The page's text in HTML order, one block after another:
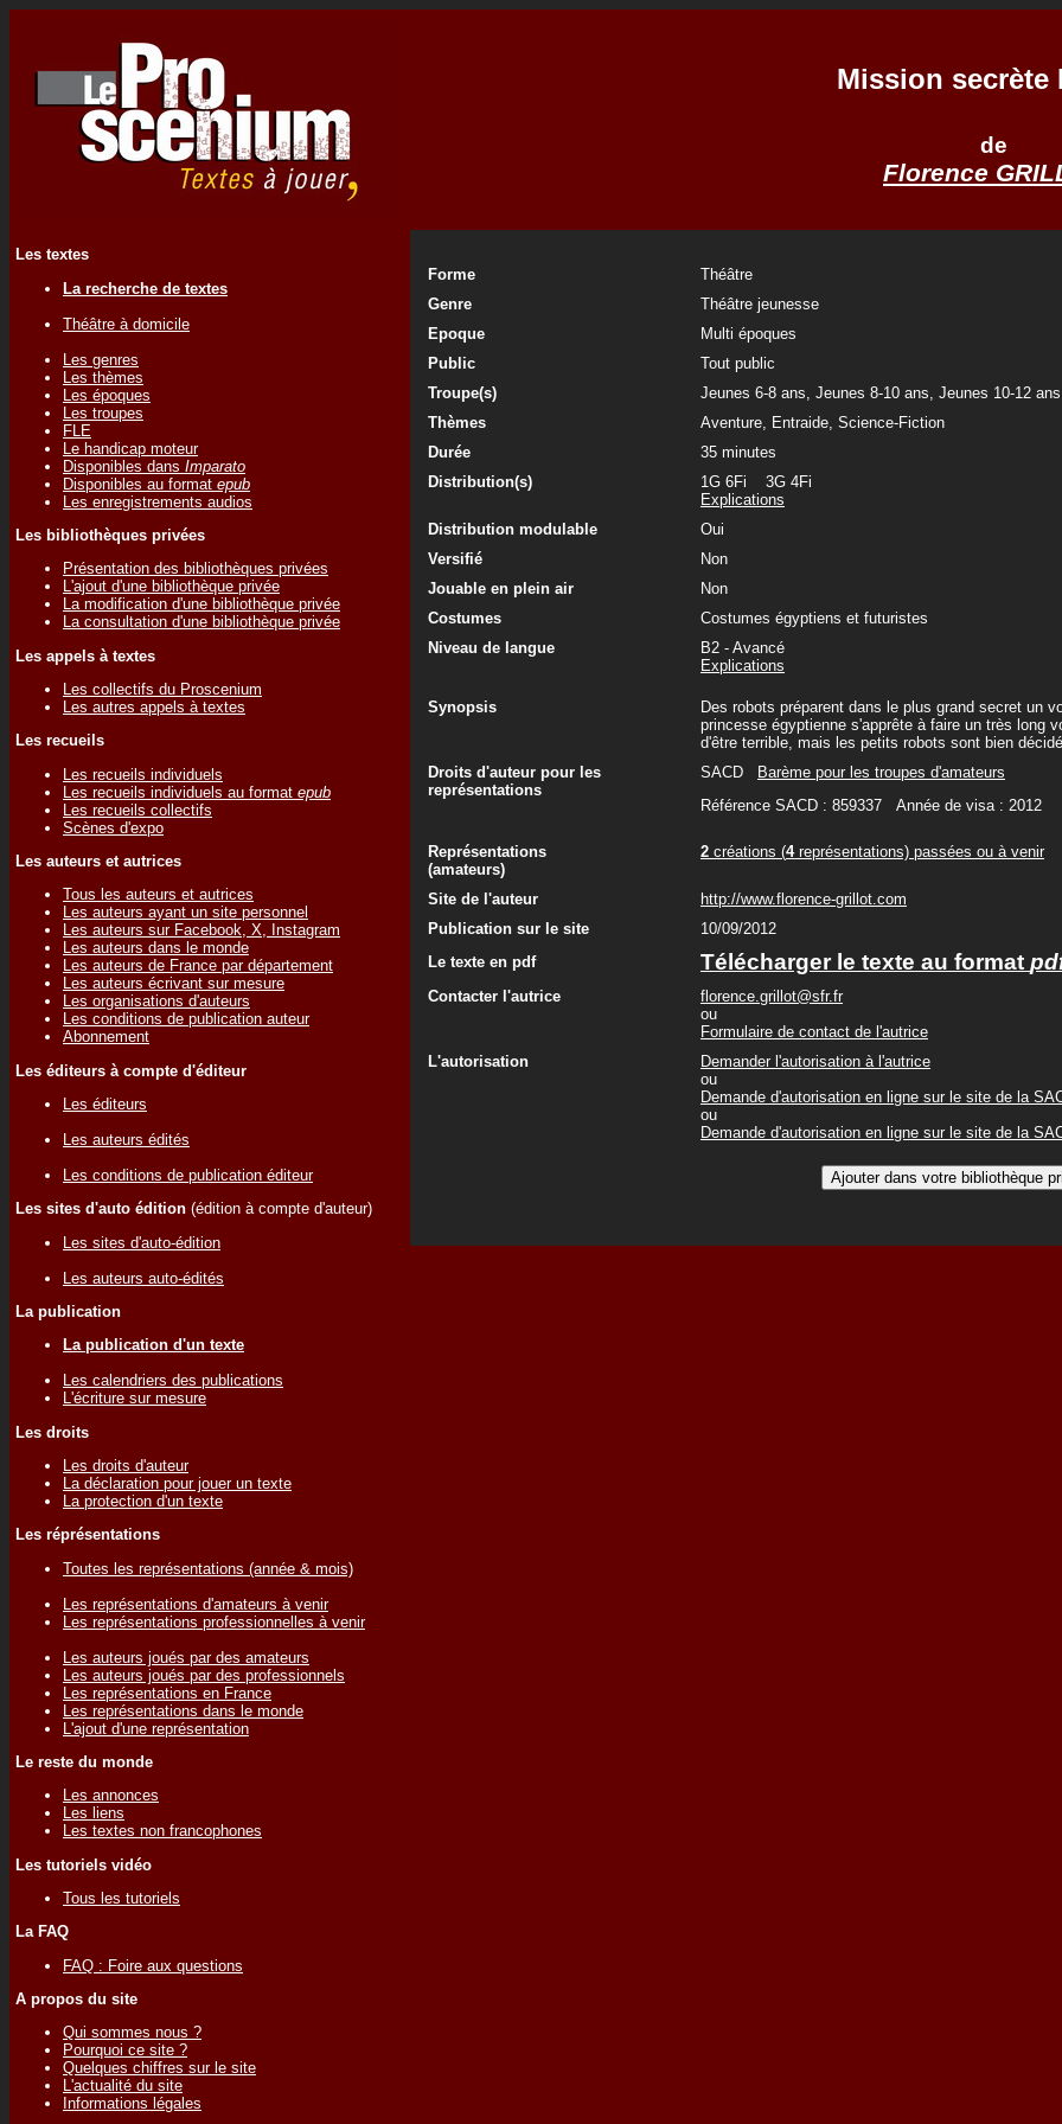
Mission secrète
de
Florence
Les textes
La recherche de textes
Théâtre à domicile
Les genres
Les thèmes
Les époques
Les troupes
FLE
Le handicap moteur
Disponibles dans Imparato
Disponibles au format epub
Les enregistrements audios
Les bibliothèques privées
Présentation des bibliothèques privées
L'ajout d'une bibliothèque privée
La modification d'une bibliothèque privée
La consultation d'une bibliothèque privée
Les appels à textes
Les collectifs du Proscenium
Les autres appels à textes
Les recueils
Les recueils individuels
Les recueils individuels au format epub
Les recueils collectifs
Scènes d'expo
Les auteurs et autrices
Tous les auteurs et autrices
Les auteurs ayant un site personnel
Les auteurs sur Facebook, X, Instagram
Les auteurs dans le monde
Les auteurs de France par département
Les auteurs écrivant sur mesure
Les organisations d'auteurs
Les conditions de publication auteur
Abonnement
Les éditeurs à compte d'éditeur
Les éditeurs
Les auteurs édités
Les conditions de publication éditeur
Les sites d'auto édition (édition à compte d'auteur)
Les sites d'auto-édition
Les auteurs auto-édités
La publication
La publication d'un texte
Les calendriers des publications
L'écriture sur mesure
Les droits
Les droits d'auteur
La déclaration pour jouer un texte
La protection d'un texte
Les réprésentations
Toutes les représentations (année & mois)
Les représentations d'amateurs à venir
Les représentations professionnelles à venir
Les auteurs joués par des amateurs
Les auteurs joués par des professionnels
Les représentations en France
Les représentations dans le monde
L'ajout d'une représentation
Le reste du monde
Les annonces
Les liens
Les textes non francophones
Les tutoriels vidéo
Tous les tutoriels
La FAQ
FAQ : Foire aux questions
A propos du site
Qui sommes nous ?
Pourquoi ce site ?
Quelques chiffres sur le site
L'actualité du site
Informations légales
Forme
Théâtre
Genre
Théâtre jeunesse
Epoque
Multi époques
Public
Tout public
Troupe(s)
Jeunes 6-8 ans, Jeunes 8-10 ans, Jeunes 10-12 ans
Thèmes
Aventure, Entraide, Science-Fiction
Durée
35 minutes
Distribution(s)
1G 6Fi 3G 4Fi
Explications
Distribution modulable
Oui
Versifié
Non
Jouable en plein air
Non
Costumes
Costumes égyptiens et futuristes
Niveau de langue
B2 - Avancé
Explications
Synopsis
Des robots préparent dans le plus grand secret un
princesse égyptienne s'apprête à faire un très long
d'être terrible, mais les petits robots sont bien
Droits d'auteur pour les
représentations
SACD
Barème pour les troupes d'amateurs
Référence SACD : 859337 Année de visa : 2012
Représentations
(amateurs)
2 créations (4représentations) passées ou à venir
Site de l'auteur
http://www.florence-grillot.com
Publication sur le site
10/09/2012
Le texte en pdf
Télécharger le texte au format
Contacter l'autrice
florence.grillot@sfr.fr
ou
Formulaire de contact de l'autrice
L'autorisation
Demander l'autorisation à l'autrice
ou
Demande d'autorisation en ligne sur le site de la
ou
Demande d'autorisation en ligne sur le site de la